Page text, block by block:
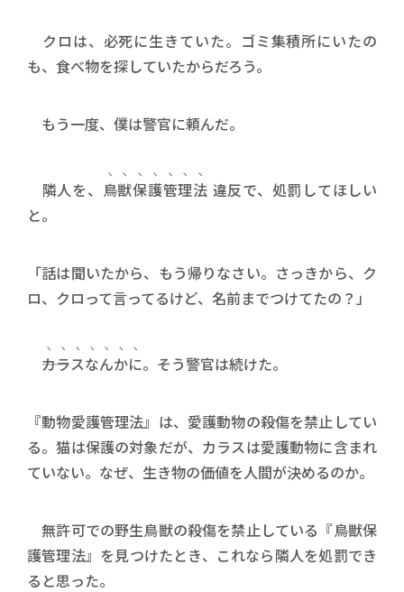
クロは、必死に生きていた。ゴミ集積所にいたの
も、食べ物を探していたからだろう。
もう一度、僕は警官に頼んだ。
隣人を、 鳥獣保護管理法 違反で、処罰してほしい
と。
「話は聞いたから、もう帰りなさい。さっきから、ク
ロ、クロって言ってるけど、名前までつけてたの？」
カラスなんかに。そう警官は続けた。
『動物愛護管理法』は、愛護動物の殺傷を禁止してい
る。猫は保護の対象だが、カラスは愛護動物に含まれ
ていない。なぜ、生き物の価値を人間が決めるのか。
無許可での野生鳥獣の殺傷を禁止している『鳥獣保
護管理法』を見つけたとき、これなら隣人を処罰でき
ると思った。